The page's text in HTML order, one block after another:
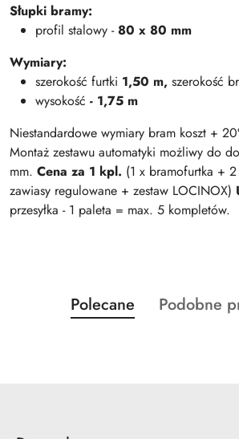
Słupki bramy:
profil stalowy -80 x 80 mm
Wymiary:
szerokość furtki 1,50 m, szerokość
wysokość - 1,75 m
Niestandardowe wymiary bram koszt +
Montaż zestawu automatyki możliwy do
mm. Cena za 1 kpl. (1 x bramofurtka +
zawiasy regulowane + zestaw LOCINOX)
przesyłka - 1 paleta = max. 5 kompletów.
Pomiń karuzelę produktów
Produkty
o
Polecane
Produkty
Podobne